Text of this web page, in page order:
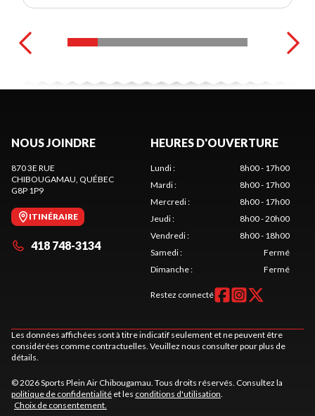
NOUS JOINDRE
870 3E RUE
CHIBOUGAMAU, QUÉBEC
G8P 1P9
ITINÉRAIRE
418 748-3134
HEURES D'OUVERTURE
Lundi:
8h00 - 17h00
Mardi:
8h00 - 17h00
Mercredi:
8h00 - 17h00
Jeudi:
8h00 - 20h00
Vendredi:
8h00 - 18h00
Samedi:
Fermé
Dimanche: Fermé
Restez connecté
Les données affichées sont à titre indicatif seulement et ne peuvent être
considérées comme contractuelles. Veuillez nous consulter pour plus de
détails.
© 2026 Sports Plein Air Chibougamau. Tous droits réservés. Consultez la
politique de confidentialité et les conditions d'utilisation.
Choix de consentement.